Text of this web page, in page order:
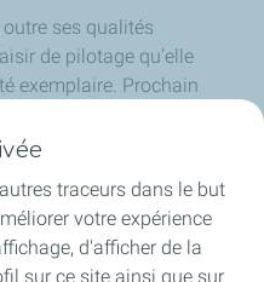
outre ses qualités
de pilotage qu’elle
exemplaire. Prochain
Côte D’Azur du 19 au
Carlo.
traceurs dans le but
votre expérience
d'afficher de la
sur ce site ainsi que sur